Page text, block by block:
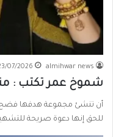
almihwar news
07/2026
شموخ عمر تكتب :
أن تنشئ مجموعة هدفها فضح
للحق إنها دعوة صريحة